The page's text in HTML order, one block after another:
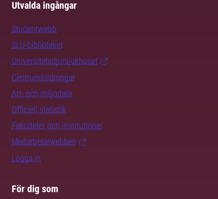
Utvalda ingångar
Studentwebb
SLU-biblioteket
Universitetsdjursjukhuset
Centrumbildningar
Art- och miljödata
Officiell statistik
Fakulteter och institutioner
Medarbetarwebben
Logga in
För dig som